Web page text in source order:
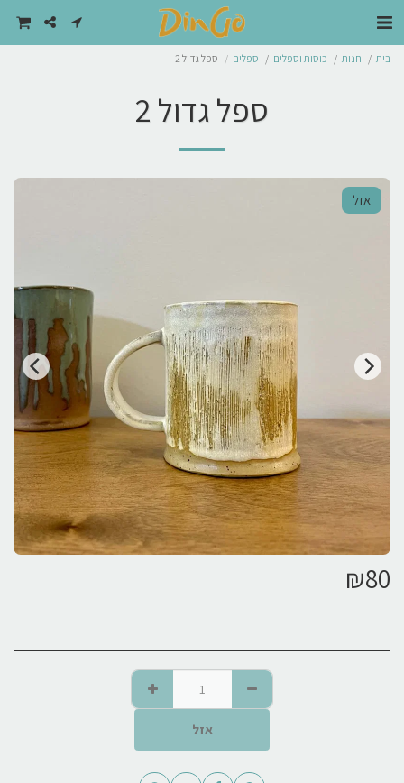
בית חנות כוסות וספלים ספלים ספל גדול 2
ספל גדול 2
אזל
₪80
אזל